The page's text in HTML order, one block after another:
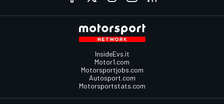
InsideEvs.it
Motor1.com
Motorsportjobs.com
Autosport.com
Motorsportstats.com